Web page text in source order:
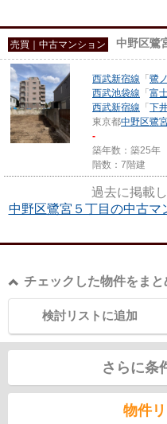
売買｜中古マンション 中野区鷺
西武新宿線 「鷺
西武池袋線 「富
西武新宿線 「下
東京都中野区鷺
-
築年数：築25年
階数：7階建
過去に掲載
中野区鷺宮５丁目の中古マ
チェックした物件をまと
検討リストに追加
さらに条
物件